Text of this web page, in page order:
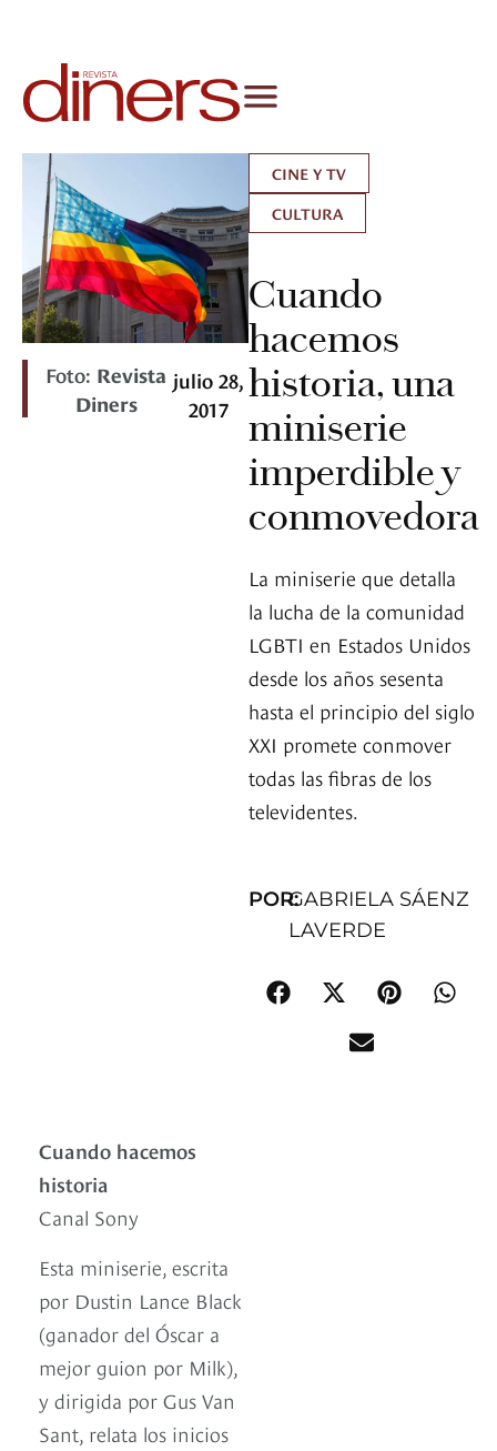
Foto: Revista
Diners
julio 28,
2017
CINE Y TV
CULTURA
Cuando
hacemos
historia, una
miniserie
imperdible y
conmovedora
La miniserie que detalla
la lucha de la comunidad
LGBTI en Estados Unidos
desde los años sesenta
hasta el principio del siglo
XXI promete conmover
todas las fibras de los
televidentes.
POR:GABRIELA SÁENZ
LAVERDE
Cuando hacemos
historia
Canal Sony
Esta miniserie, escrita
por Dustin Lance Black
(ganador del Óscar a
mejor guion por Milk),
y dirigida por Gus Van
Sant, relata los inicios